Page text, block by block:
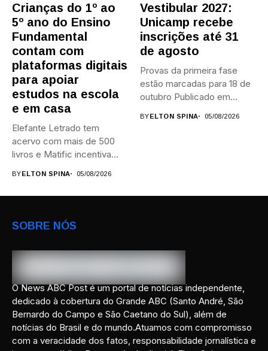
Crianças do 1º ao
5º ano do Ensino
Fundamental
contam com
plataformas digitais
para apoiar
estudos na escola
e em casa
Elefante Letrado tem
acervo com mais de 500
livros e Matific incentiva...
BYELTON SPINA 05/08/2026
Vestibular 2027:
Unicamp recebe
inscrições até 31
de agosto
Provas da primeira fase
estão marcadas para 18 de
outubro Publicado em...
BYELTON SPINA 05/08/2026
SOBRE NÓS
O News ABC Post é um portal de notícias independente,
dedicado à cobertura do Grande ABC (Santo André, São
Bernardo do Campo e São Caetano do Sul), além de
notícias do Brasil e do mundo.Atuamos com compromisso
com a veracidade dos fatos, responsabilidade jornalística e